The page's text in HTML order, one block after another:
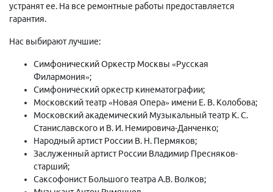
устранят ее. На все ремонтные работы предоставляется
гарантия.
Нас выбирают лучшие:
Симфонический Оркестр Москвы «Русская
Филармония»;
Симфонический оркестр кинематографии;
Московский театр «Новая Опера» имени Е. В. Колобова;
Московский академический Музыкальный театр К. С.
Станиславского и В. И. Немировича-Данченко;
Народный артист России В. Н. Пермяков;
Заслуженный артист России Владимир Пресняков-
старший;
Саксофонист Большого театра А.В. Волков;